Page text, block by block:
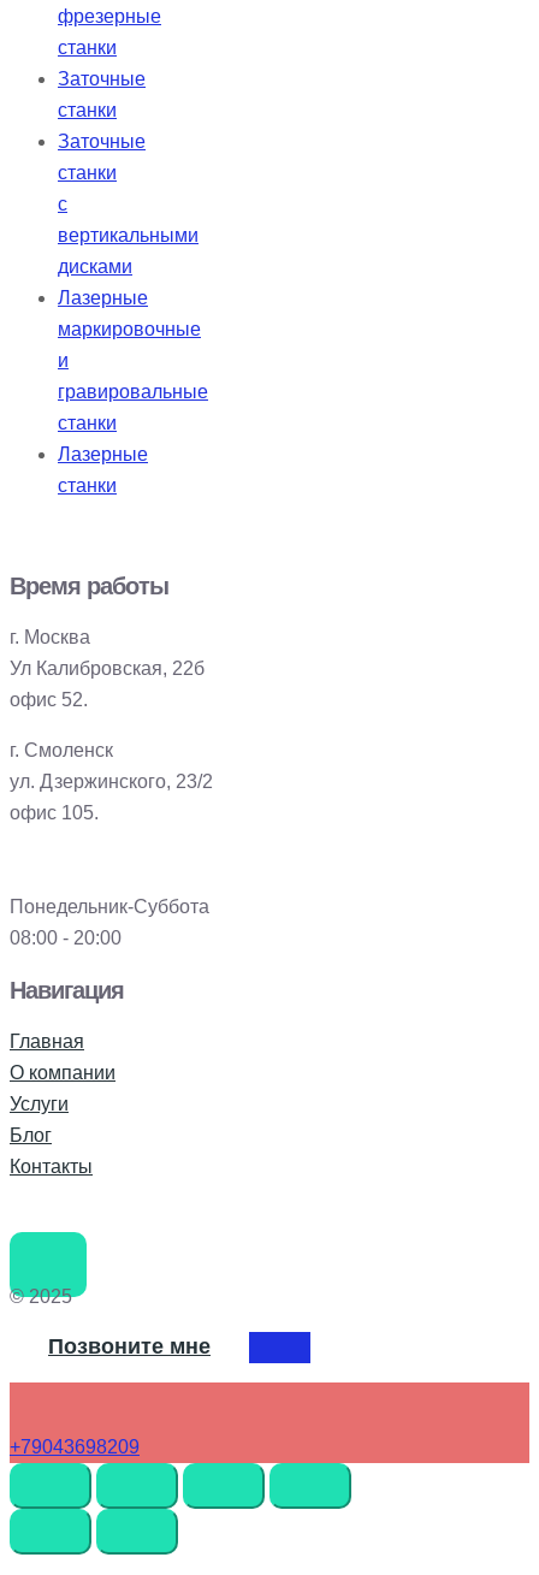
фрезерные
станки
Заточные
станки
Заточные
станки
с
вертикальными
дисками
Лазерные
маркировочные
и
гравировальные
станки
Лазерные
станки
Время работы
г. Москва
Ул Калибровская, 22б
офис 52.
г. Смоленск
ул. Дзержинского, 23/2
офис 105.
Понедельник-Суббота
08:00 - 20:00
Навигация
Главная
О компании
Услуги
Блог
Контакты
© 2025
Позвоните мне
+79043698209